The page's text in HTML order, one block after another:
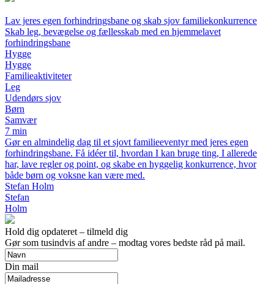
Lav jeres egen forhindringsbane og skab sjov familiekonkurrence
Skab leg, bevægelse og fællesskab med en hjemmelavet
forhindringsbane
Hygge
Hygge
Familieaktiviteter
Leg
Udendørs sjov
Børn
Samvær
7 min
Gør en almindelig dag til et sjovt familieeventyr med jeres egen
forhindringsbane. Få idéer til, hvordan I kan bruge ting, I allerede
har, lave regler og point, og skabe en hyggelig konkurrence, hvor
både børn og voksne kan være med.
Stefan Holm
Stefan
Holm
Hold dig opdateret – tilmeld dig
Gør som tusindvis af andre – modtag vores bedste råd på mail.
Din mail